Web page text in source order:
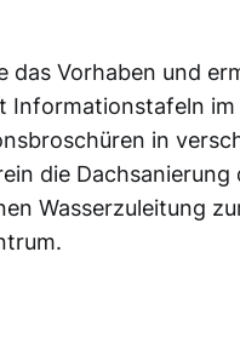
das Vorhaben und
Informationstafeln im
in
die Dachsanierung
Wasserzuleitung